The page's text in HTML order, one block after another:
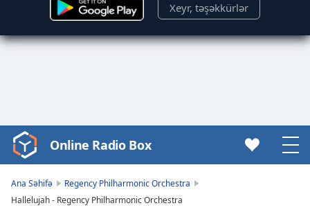
Xeyr, təşəkkürlər
Video
Player
loading.
Online Radio Box
Ana Səhifə
Regency Philharmonic Orchestra
Hallelujah - Regency Philharmonic Orchestra